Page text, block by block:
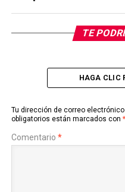
TE
HAGA CLIC
Tu dirección de correo
obligatorios están marcados con *
Comentario *